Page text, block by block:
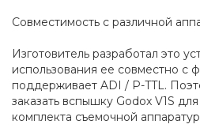
Совместимость с различной
Изготовитель разработал это
использования ее совместно с
поддерживает ADI / P-TTL.
заказать вспышку Godox V1S
комплекта съемочной